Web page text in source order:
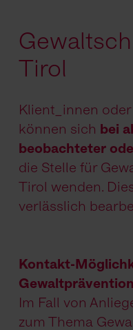
Tirol
Klient
innen
können sich bei
beobachteter
die Stelle für
Tirol wenden.
verlässlich
Kontakt-
Im Fall von
zum Thema